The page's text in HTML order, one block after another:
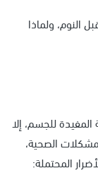
النوم، ولماذا
المفيدة للجسم، إلا
الصحية،
المحتملة: